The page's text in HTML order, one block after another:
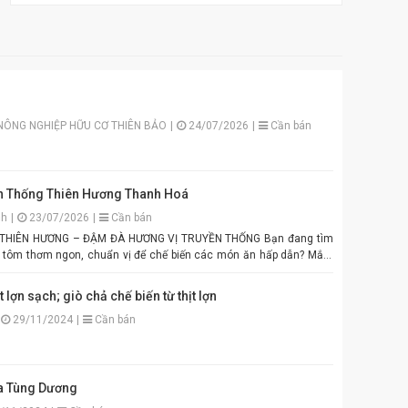
NGHIỆP HỮU CƠ THIÊN BẢO 24/07/2026 Cần bán
Thống Thiên Hương Thanh Hoá
23/07/2026
Cần bán
HƯƠNG – ĐẬM ĐÀ HƯƠNG VỊ TRUYỀN THỐNG Bạn đang tìm
thơm ngon, chuẩn vị để chế biến các món ăn hấp dẫn? Mắm
chọn theo quy trình lên men truyền thống. Màu tím đặc trưng,
vị đậm đà hài hòa. Thích hợp để pha chấm bún đậu mắm tôm,
làm gia vị cho các món xào, nấu. Đóng gói tiện lợi, đảm bảo vệ
Hương vị
là bạn đã có ngay bát mắm tôm thơm ngon khó cưỡng cho
lợn sạch; giò chả chế biến từ thịt lợn
29/11/2024
Cần bán
Tùng Dương